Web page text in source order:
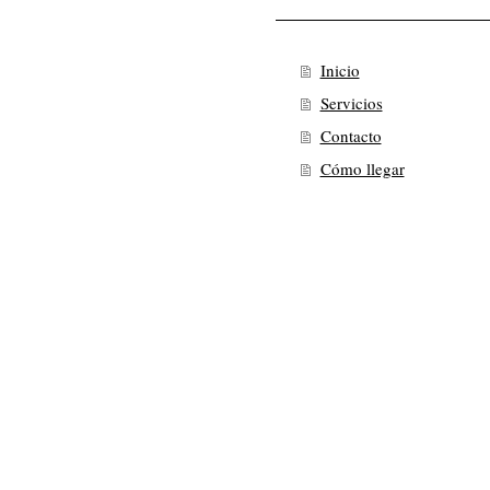
Inicio
Servicios
Contacto
Cómo llegar